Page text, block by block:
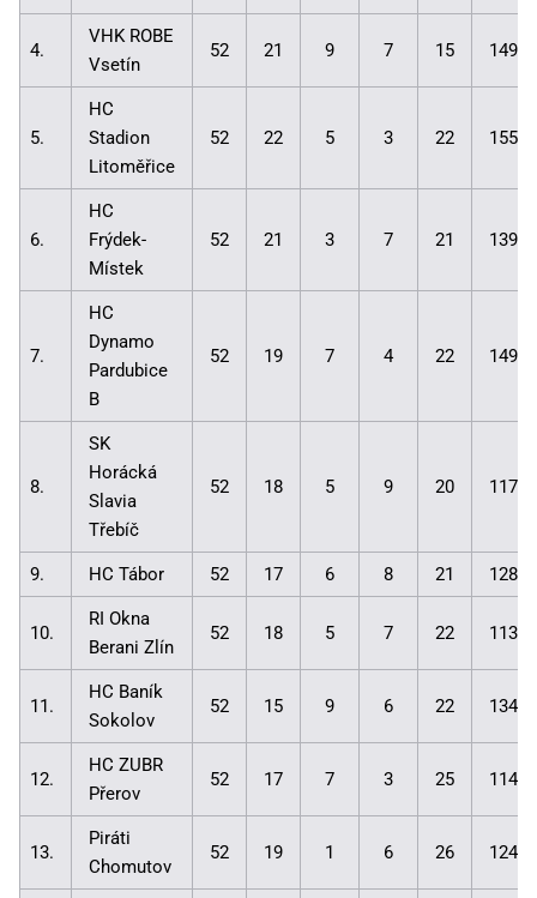
4.
VHK ROBE
Vsetín
52 21 9 7 15
5.
HC
Stadion
Litoměřice
52 22 5 3 22
6.
HC
Frýdek-
Místek
52 21 3 7 21
7.
HC
Dynamo
Pardubice
B
52 19 7 4 22
8.
SK
Horácká
Slavia
Třebíč
52 18 5 9 20
9. HC Tábor 52 17 6 8 21
10.
RI Okna
Berani Zlín
52 18 5 7 22
11.
HC Baník
Sokolov
52 15 9 6 22
12.
HC ZUBR
Přerov
52 17 7 3 25
13.
Piráti
Chomutov
52 19 1 6 26